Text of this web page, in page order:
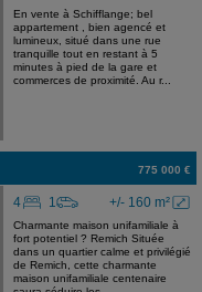
En vente à Schifflange; bel
appartement , bien agencé et
lumineux, situé dans une rue
tranquille tout en restant à 5
minutes à pied de la gare et
commerces de proximité. Au r...
775 000 €
+/- 160 m²
4 1
Charmante maison unifamiliale à
fort potentiel ? Remich Située
dans un quartier calme et privilégié
de Remich, cette charmante
maison unifamiliale centenaire